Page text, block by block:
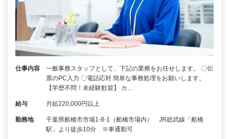
仕事内容
一般事務スタッフとして、下記の業務をお任せします。 〇伝
票のPC入力 〇電話応対 簡単な事務処理をお願いします。
【学歴不問！未経験歓迎】 カ…
給与 月給220,000円以上
勤務地
千葉県船橋市市場1-8-1（船橋市場内） JR総武線「船橋
駅」より徒歩10分 ※車通勤可